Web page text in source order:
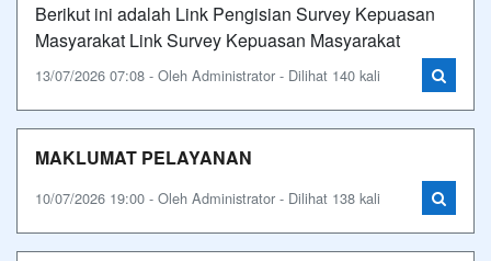
Berikut ini adalah Link Pengisian Survey Kepuasan
Masyarakat Link Survey Kepuasan Masyarakat
13/07/2026 07:08 - Oleh Administrator - Dilihat 140 kali
MAKLUMAT PELAYANAN
10/07/2026 19:00 - Oleh Administrator - Dilihat 138 kali